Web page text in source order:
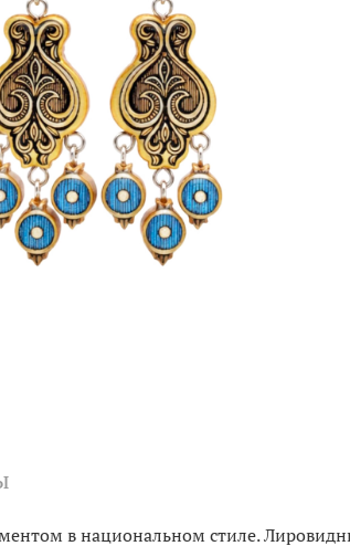
в национальном стиле.